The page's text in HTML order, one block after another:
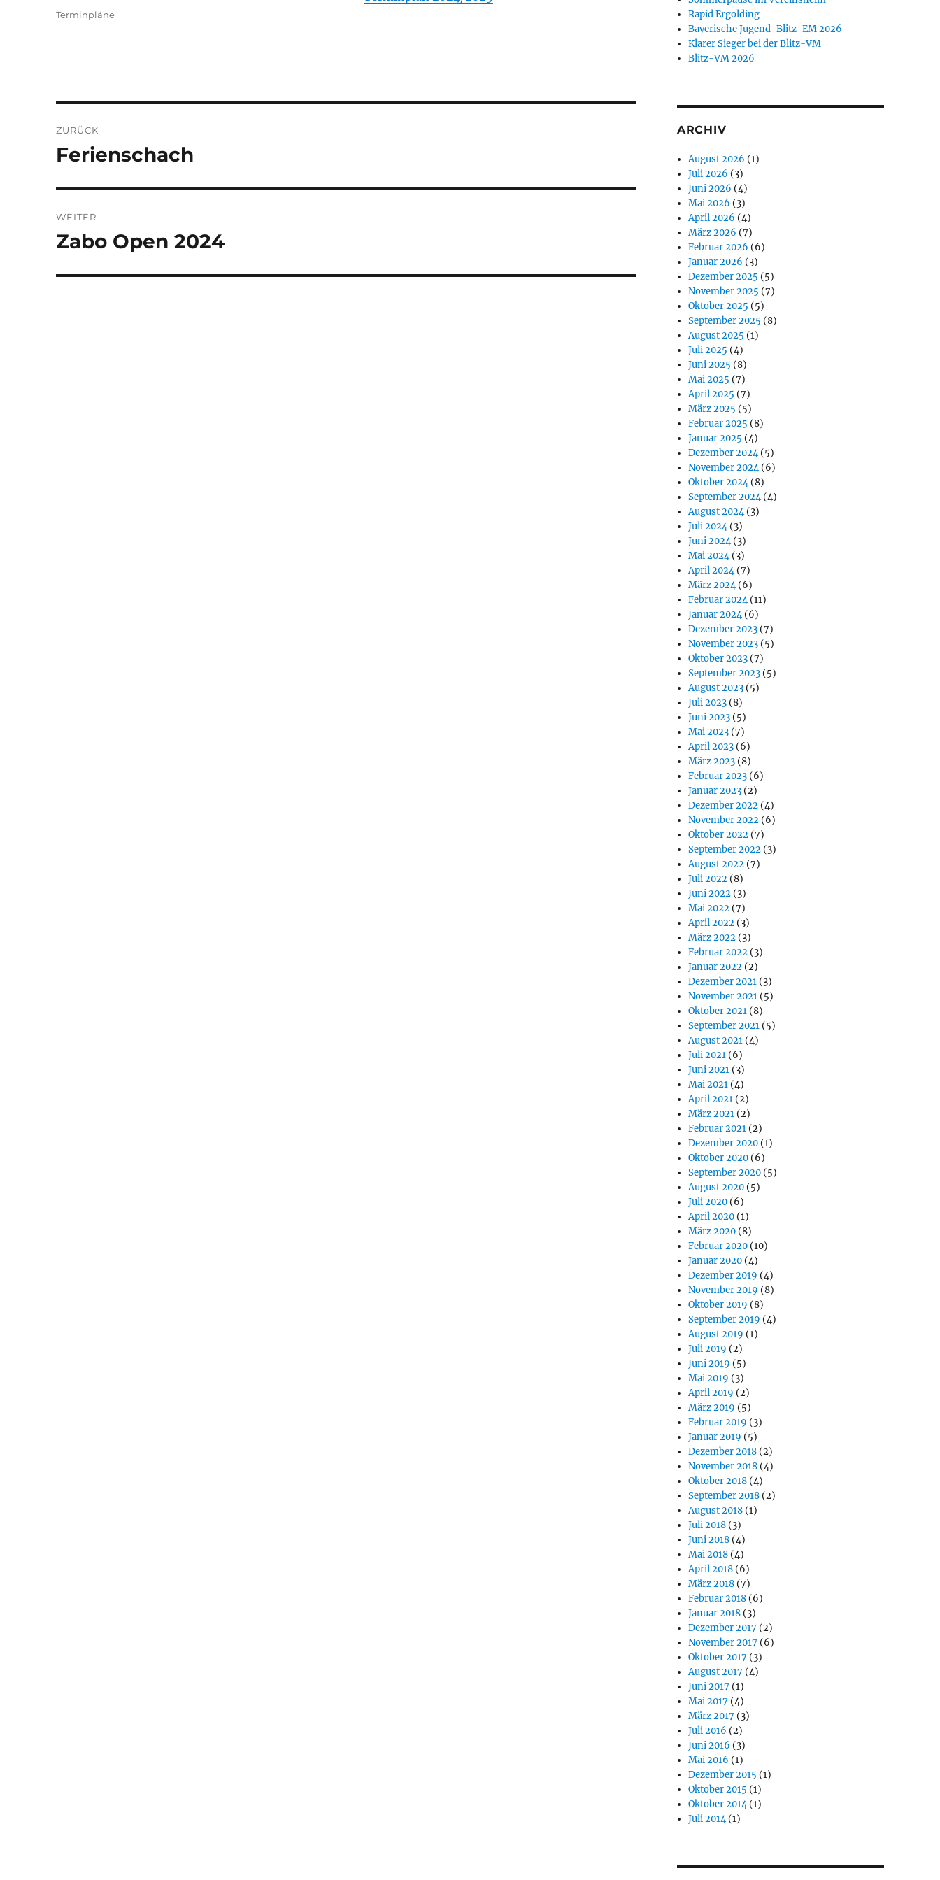
Kategorien
Terminpläne
ZURÜCK
Vorheriger
Ferienschach
WEITER
Nächster
Zabo Open 2024
Rapid Ergolding
Bayerische Jugend-Blitz-EM 2026
Klarer Sieger bei der Blitz-VM
Blitz-VM 2026
ARCHIV
August 2026 (1)
Juli 2026 (3)
Juni 2026 (4)
Mai 2026 (3)
April 2026 (4)
März 2026 (7)
Februar 2026 (6)
Januar 2026 (3)
Dezember 2025 (5)
November 2025 (7)
Oktober 2025 (5)
September 2025 (8)
August 2025 (1)
Juli 2025 (4)
Juni 2025 (8)
Mai 2025 (7)
April 2025 (7)
März 2025 (5)
Februar 2025 (8)
Januar 2025 (4)
Dezember 2024(5)
November 2024(6)
Oktober 2024(8)
September 2024(4)
August 2024(3)
Juli 2024(3)
Juni 2024(3)
Mai 2024(3)
April 2024(7)
März 2024(6)
Februar 2024(11)
Januar 2024(6)
Dezember 2023 (7)
November 2023 (5)
Oktober 2023 (7)
September 2023 (5)
August 2023 (5)
Juli 2023 (8)
Juni 2023 (5)
Mai 2023 (7)
April 2023 (6)
März 2023 (8)
Februar 2023 (6)
Januar 2023 (2)
Dezember 2022 (4)
November 2022 (6)
Oktober 2022 (7)
September 2022 (3)
August 2022 (7)
Juli 2022 (8)
Juni 2022 (3)
Mai 2022 (7)
April 2022 (3)
März 2022 (3)
Februar 2022 (3)
Januar 2022 (2)
Dezember 2021 (3)
November 2021 (5)
Oktober 2021 (8)
September 2021 (5)
August 2021 (4)
Juli 2021 (6)
Juni 2021 (3)
Mai 2021 (4)
April 2021 (2)
März 2021 (2)
Februar 2021 (2)
Dezember 2020 (1)
Oktober 2020 (6)
September 2020 (5)
August 2020 (5)
Juli 2020 (6)
April 2020 (1)
März 2020 (8)
Februar 2020 (10)
Januar 2020 (4)
Dezember 2019 (4)
November 2019 (8)
Oktober 2019 (8)
September 2019 (4)
August 2019 (1)
Juli 2019 (2)
Juni 2019 (5)
Mai 2019 (3)
April 2019 (2)
März 2019 (5)
Februar 2019 (3)
Januar 2019 (5)
Dezember 2018 (2)
November 2018 (4)
Oktober 2018 (4)
September 2018 (2)
August 2018 (1)
Juli 2018 (3)
Juni 2018 (4)
Mai 2018 (4)
April 2018 (6)
März 2018 (7)
Februar 2018 (6)
Januar 2018 (3)
Dezember 2017 (2)
November 2017 (6)
Oktober 2017 (3)
August 2017 (4)
Juni 2017 (1)
Mai 2017 (4)
März 2017 (3)
Juli 2016 (2)
Juni 2016 (3)
Mai 2016 (1)
Dezember 2015 (1)
Oktober 2015 (1)
Oktober 2014(1)
Juli 2014(1)